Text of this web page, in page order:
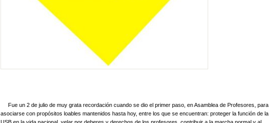
Fue un 2 de julio de muy grata recordación cuando se dio el primer paso, en Asamblea de Profesores, para
asociarse con propósitos loables mantenidos hasta hoy, entre los que se encuentran: proteger la función de la